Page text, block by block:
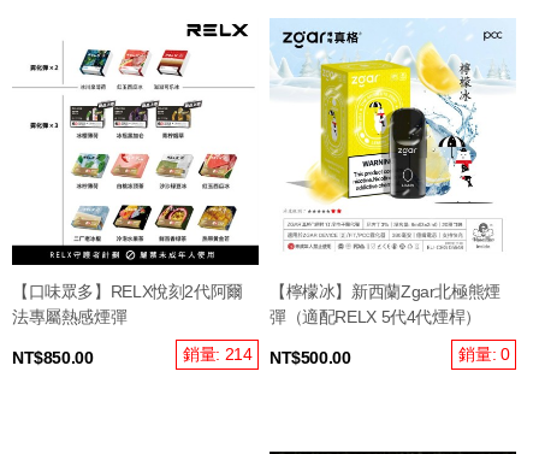
【口味眾多】RELX悅刻2代阿爾
法專屬熱感煙彈
NT$850.00 銷量: 214
【檸檬冰】新西蘭Zgar北極熊煙
彈（適配RELX 5代4代煙桿）
NT$500.00 銷量: 0